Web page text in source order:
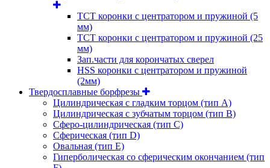
ТСТ коронки с центратором и пружиной (5
мм)
ТСТ коронки с центратором и пружиной (25
мм)
Зап.части для корончатых сверел
HSS коронки с центратором и пружиной
(2мм)
Твердосплавные борфрезы
Цилиндрическая с гладким торцом (тип А)
Цилиндрическая с зубчатым торцом (тип В)
Сферо-цилиндрическая (тип С)
Сферическая (тип D)
Овальная (тип Е)
Гиперболическая со сферическим окончанием (тип